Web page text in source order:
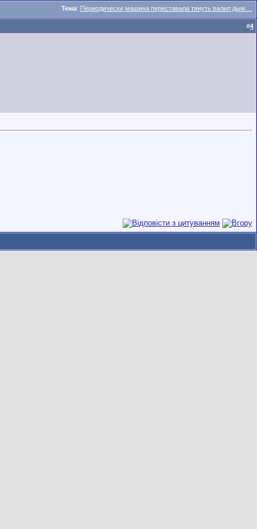
Тема: Периодически машина переставала тянуть валил дым ...
#4